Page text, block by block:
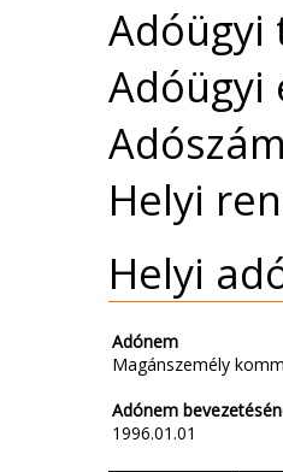
Adóügyi
Adóügyi
Helyi
Helyi
Adónem
Magánszemély
Adónem
1996.01.01